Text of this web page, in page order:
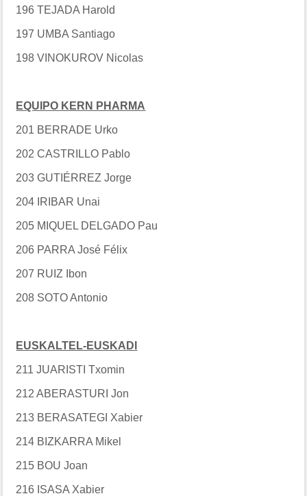
196 TEJADA Harold
197 UMBA Santiago
198 VINOKUROV Nicolas
EQUIPO KERN PHARMA
201 BERRADE Urko
202 CASTRILLO Pablo
203 GUTIÉRREZ Jorge
204 IRIBAR Unai
205 MIQUEL DELGADO Pau
206 PARRA José Félix
207 RUIZ Ibon
208 SOTO Antonio
EUSKALTEL-EUSKADI
211 JUARISTI Txomin
212 ABERASTURI Jon
213 BERASATEGI Xabier
214 BIZKARRA Mikel
215 BOU Joan
216 ISASA Xabier